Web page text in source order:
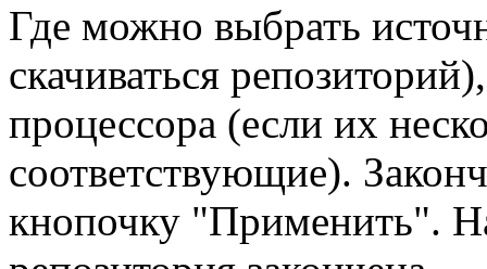
Где можно выбрать
скачиваться
процессора (если их
соответствующие).
кнопочку "Применить".